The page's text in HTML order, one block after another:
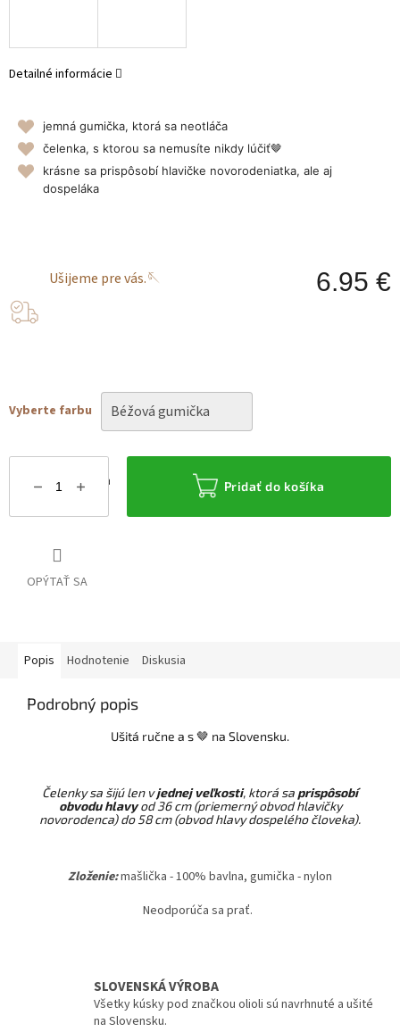
6.95 €
Ušijeme pre vás.🪡
Vyberte farbu
Možnosti doručenia Pridať do košíka
jemná gumička, ktorá sa neotláča
čelenka, s ktorou sa nemusíte nikdy lúčiť🤎
krásne sa prispôsobí hlavičke novorodeniatka, ale aj
dospeláka
Detailné informácie
OPÝTAŤ SA
Popis Hodnotenie Diskusia
Podrobný popis
Ušitá ručne a s 🤎 na Slovensku.
Čelenky sa šijú len v jednej veľkosti, ktorá sa prispôsobí
obvodu hlavy od 36 cm (priemerný obvod hlavičky
novorodenca) do 58 cm (obvod hlavy dospelého človeka).
Zloženie:mašlička - 100% bavlna, gumička - nylon
Neodporúča sa prať.
SLOVENSKÁ VÝROBA
Všetky kúsky pod značkou olioli sú navrhnuté a ušité
na Slovensku.